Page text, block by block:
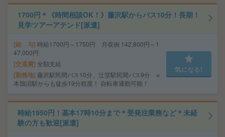
1700円＊《時間相談OK！》藤沢駅からバス10分！長期！
見学ツアーアテンド[派遣]
給 与 時給1700円～1750円 月収例 142,800円～1
47,000円
交通費 全額支給
勤務地 藤沢駅民間バス10分、辻堂駅民間バス9分 ※
本鵠沼駅からも徒歩19分程度！ 自転車通勤可能！
気になる!
時給1950円！基本17時10分まで＊受発注業務など＊未経
験の方も歓迎[派遣]